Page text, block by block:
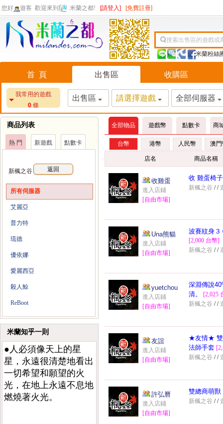
您好 遊客 歡迎來到 米蘭之都! [請登入] [免費註冊]
搜索出售區的遊戲或
米蘭粉絲
首 頁 出售區 收購區
我常用的遊戲
0 條
出售區 請選擇遊戲 全部伺服器
商品列表
熱 門 新遊戲 點數卡
新楓之谷 返回
所有伺服器
艾麗亞
普力特
琉德
優依娜
愛麗西亞
殺人鯨
ReBoot
米蘭知乎一則
●人必須像天上的星
星，永遠很清楚地看出
一切希望和願望的火
光，在地上永遠不息地
燃燒著火光。
全部物品 遊戲幣 點數卡 商
台幣 港幣 人民幣 澳
店名 商品名稱
收雞蛋
進入店鋪
[自由市場]
收 雞蛋椅子
新楓之谷 //
Una熊貓
進入店鋪
[自由市場]
波賽紋身
[2,000 台幣]
新楓之谷 //
yuetchou
進入店鋪
[自由市場]
深淵傳說
清。
[2,025
新楓之谷 //
友誼
進入店鋪
[自由市場]
★友情★ 雙
法師手套
新楓之谷 //
許弘曆
進入店鋪
[自由市場]
雙總商萌獸
新楓之谷 //